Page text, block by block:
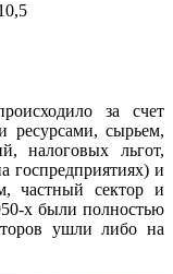
за счет
ресурсами, сырьем,
налоговых льгот,
госпредприятиях) и
частный сектор и
х были полностью
ушли либо на